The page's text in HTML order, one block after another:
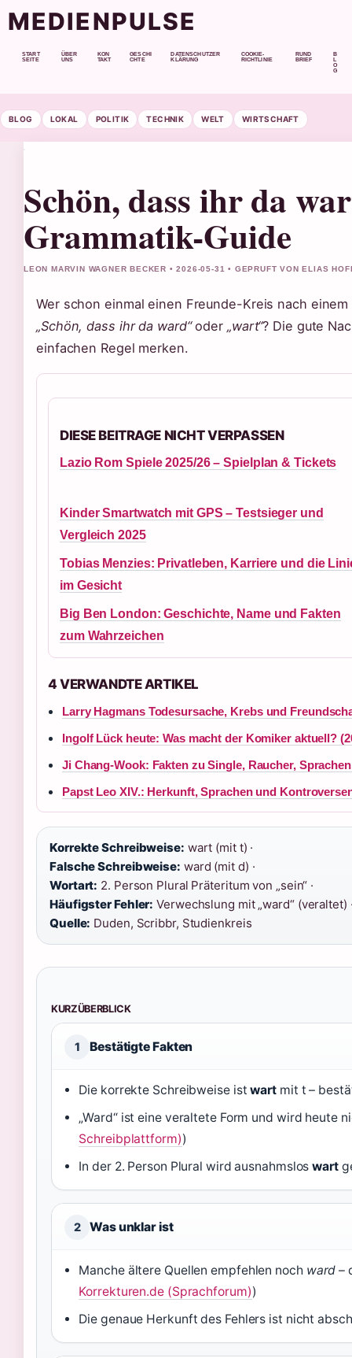
MEDIENPULSE
START
SEITE
ÜBER
UNS
KON
TAKT
GESCHI
CHTE
DATENSCHUTZER
KLÄRUNG
COOKIE-
RICHTLINIE
RUND
BRIEF
B
O
G
BLOG LOKAL POLITIK TECHNIK WELT WIRTSCHAFT
Schön, dass ihr da
Grammatik-Guide
LEON MARVIN WAGNER BECKER • 2026-05-31 • GEPRUFT VON ELIAS
Wer schon einmal einen Freunde-Kreis nach
„Schön, dass ihr da ward“oder „wart“? Die gute
einfachen Regel merken.
DIESE BEITRAGE NICHT VERPASSEN
Lazio Rom Spiele 2025/26 – Spielplan & Tickets
Kinder Smartwatch mit GPS – Testsieger und
Vergleich 2025
Tobias Menzies: Privatleben, Karriere und die
im Gesicht
Big Ben London: Geschichte, Name und Fakten
zum Wahrzeichen
4 VERWANDTE ARTIKEL
Larry Hagmans Todesursache, Krebs und
Ingolf Lück heute: Was macht der Komiker aktuell?
Ji Chang-Wook: Fakten zu Single, Raucher,
Papst Leo XIV.: Herkunft, Sprachen und
Korrekte Schreibweise: wart (mit t) ·
Falsche Schreibweise: ward (mit d) ·
Wortart: 2. Person Plural Präteritum von „sein“ ·
Häufigster Fehler: Verwechslung mit „ward“ (veraltet)
Quelle: Duden, Scribbr, Studienkreis
KURZÜBERBLICK
1 Bestätigte Fakten
Die korrekte Schreibweise istwart mit t –
„Ward“ ist eine veraltete Form und wird heute
Schreibplattform))
In der 2. Person Plural wird ausnahmsloswart
2 Was unklar ist
Manche ältere Quellen empfehlen noch ward –
Korrekturen.de (Sprachforum))
Die genaue Herkunft des Fehlers ist nicht